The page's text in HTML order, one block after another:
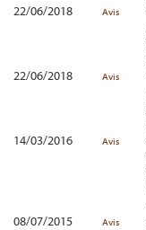
22/06/2018
Avis
22/06/2018
Avis
14/03/2016
Avis
08/07/2015
Avis